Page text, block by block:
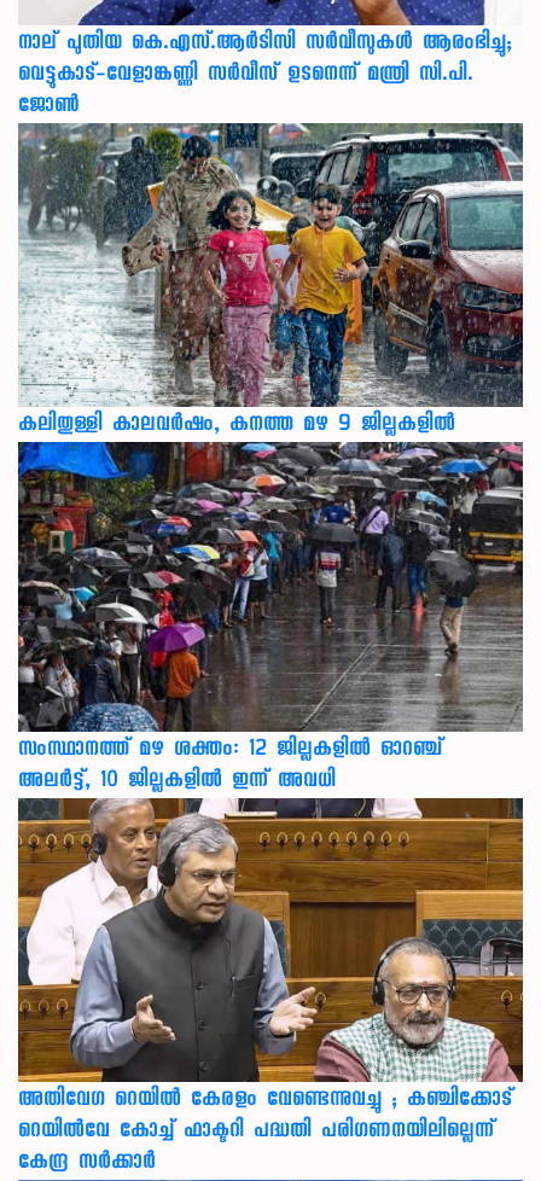
നാല് പുതിയ കെ.എസ്.ആർടിസി സർവീസുകൾ ആരംഭിച്ചു;
വെട്ടുകാട്-വേളാങ്കണ്ണി സർവീസ് ഉടനെന്ന് മന്ത്രി സി.പി.
ജോൺ
കലിതുള്ളി കാലവർഷം, കനത്ത മഴ 9 ജില്ലകളിൽ
സംസ്ഥാനത്ത് മഴ ശക്തം: 12 ജില്ലകളിൽ ഓറഞ്ച്
അലർട്ട്, 10 ജില്ലകളിൽ ഇന്ന് അവധി
അതിവേഗ റെയിൽ കേരളം വേണ്ടെന്നുവച്ചു ; കഞ്ചിക്കോട്
റെയിൽവേ കോച്ച് ഫാക്ടറി പദ്ധതി പരിഗണനയിലില്ലെന്ന്
കേന്ദ്ര സർക്കാർ